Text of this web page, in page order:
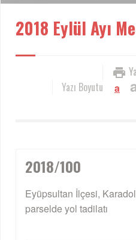
2018 Eylül Ayı
Yazı Boyutu
a
2018/100
Eyüpsultan İlçesi,
parselde yol tadilatı